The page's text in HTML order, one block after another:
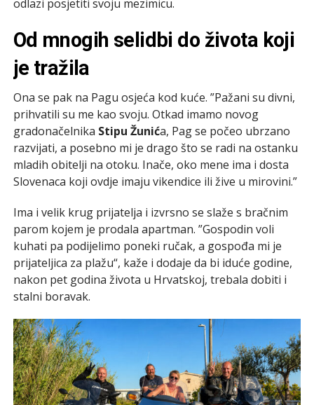
odlazi posjetiti svoju mezimicu.
Od mnogih selidbi do života koji
je tražila
Ona se pak na Pagu osjeća kod kuće. ”Pažani su divni,
prihvatili su me kao svoju. Otkad imamo novog
gradonačelnika Stipu Žunića, Pag se počeo ubrzano
razvijati, a posebno mi je drago što se radi na ostanku
mladih obitelji na otoku. Inače, oko mene ima i dosta
Slovenaca koji ovdje imaju vikendice ili žive u mirovini.”
Ima i velik krug prijatelja i izvrsno se slaže s bračnim
parom kojem je prodala apartman. ”Gospodin voli
kuhati pa podijelimo poneki ručak, a gospođa mi je
prijateljica za plažu“, kaže i dodaje da bi iduće godine,
nakon pet godina života u Hrvatskoj, trebala dobiti i
stalni boravak.